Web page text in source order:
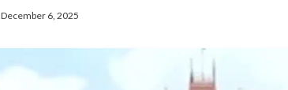
December 6, 2025